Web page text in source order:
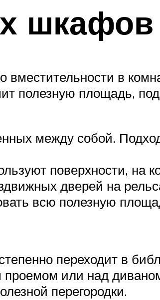
шкафов
в
полезную площадь,
между собой.
поверхности, на
дверей на
всю полезную
переходит в
или над
перегородки.